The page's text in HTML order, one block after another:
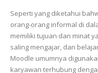
Seperti yang diketahui
orang-orang informal di
memiliki tujuan dan minat
saling mengajar, dan
Moodle umumnya
karyawan terhubung